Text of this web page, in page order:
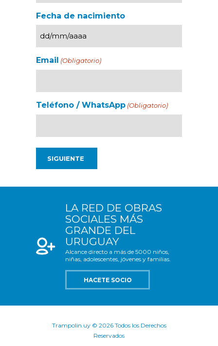
Fecha de nacimiento
Email (Obligatorio)
Teléfono / WhatsApp (Obligatorio)
LA RED DE OBRAS
SOCIALES MÁS
GRANDE DEL
URUGUAY
Alcance directo a más de 5000 niños,
niñas, adolescentes, jóvenes y familias.
HACETE SOCIO
Trampolin.uy © 2026 Todos los Derechos
Reservados